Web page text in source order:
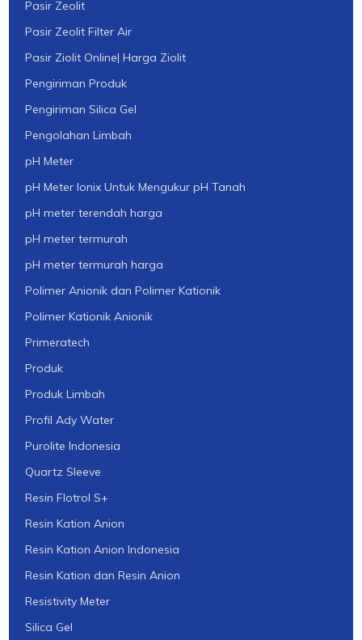
Pasir Zeolit
Pasir Zeolit Filter Air
Pasir Ziolit Online| Harga Ziolit
Pengiriman Produk
Pengiriman Silica Gel
Pengolahan Limbah
pH Meter
pH Meter Ionix Untuk Mengukur pH Tanah
pH meter terendah harga
pH meter termurah
pH meter termurah harga
Polimer Anionik dan Polimer Kationik
Polimer Kationik Anionik
Primeratech
Produk
Produk Limbah
Profil Ady Water
Purolite Indonesia
Quartz Sleeve
Resin Flotrol S+
Resin Kation Anion
Resin Kation Anion Indonesia
Resin Kation dan Resin Anion
Resistivity Meter
Silica Gel